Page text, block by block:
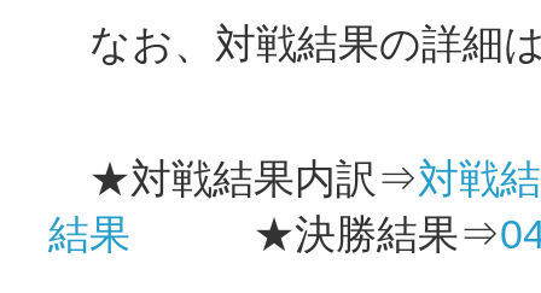
なお、対戦結果の詳細
★対戦結果内訳⇒対戦
結果 ★決勝結果⇒